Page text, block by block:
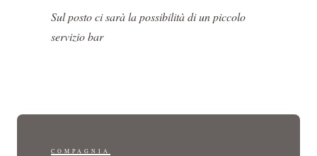
Sul posto ci sarà la possibilità di un piccolo
servizio bar
COMPAGNIA